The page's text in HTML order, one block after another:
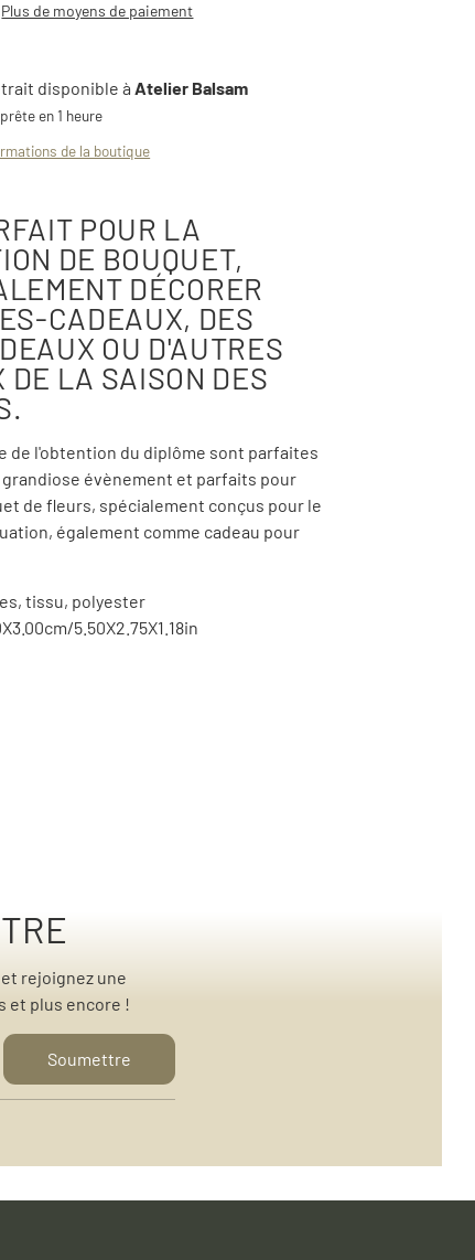
Plus de moyens de paiement
disponible àAtelier Balsam
en 1 heure
de la boutique
POUR LA
DE BOUQUET,
DÉCORER
CADEAUX, DES
OU D'AUTRES
DE LA SAISON DES
de l'obtention du diplôme sont parfaites
évènement et parfaits pour
de fleurs, spécialement conçus pour le
également comme cadeau pour
tissu, polyester
5.50X2.75X1.18in
rejoignez une
et plus encore !
Soumettre